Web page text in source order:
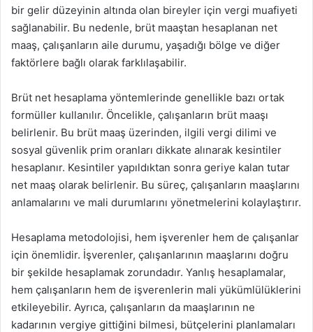
bir gelir düzeyinin altında olan bireyler için vergi muafiyeti
sağlanabilir. Bu nedenle, brüt maaştan hesaplanan net
maaş, çalışanların aile durumu, yaşadığı bölge ve diğer
faktörlere bağlı olarak farklılaşabilir.
Brüt net hesaplama yöntemlerinde genellikle bazı ortak
formüller kullanılır. Öncelikle, çalışanların brüt maaşı
belirlenir. Bu brüt maaş üzerinden, ilgili vergi dilimi ve
sosyal güvenlik prim oranları dikkate alınarak kesintiler
hesaplanır. Kesintiler yapıldıktan sonra geriye kalan tutar
net maaş olarak belirlenir. Bu süreç, çalışanların maaşlarını
anlamalarını ve mali durumlarını yönetmelerini kolaylaştırır.
Hesaplama metodolojisi, hem işverenler hem de çalışanlar
için önemlidir. İşverenler, çalışanlarının maaşlarını doğru
bir şekilde hesaplamak zorundadır. Yanlış hesaplamalar,
hem çalışanların hem de işverenlerin mali yükümlülüklerini
etkileyebilir. Ayrıca, çalışanların da maaşlarının ne
kadarının vergiye gittiğini bilmesi, bütçelerini planlamaları